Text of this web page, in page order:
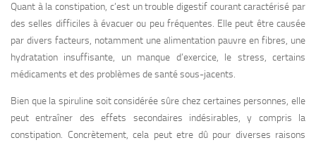
Quant à la constipation, c’est un trouble digestif courant caractérisé par
des selles difficiles à évacuer ou peu fréquentes. Elle peut être causée
par divers facteurs, notamment une alimentation pauvre en fibres, une
hydratation insuffisante, un manque d’exercice, le stress, certains
médicaments et des problèmes de santé sous-jacents.
Bien que la spiruline soit considérée sûre chez certaines personnes, elle
peut entraîner des effets secondaires indésirables, y compris la
constipation. Concrètement, cela peut etre dû pour diverses raisons